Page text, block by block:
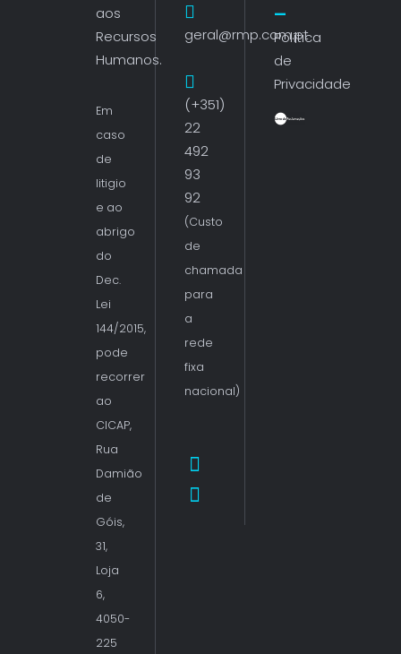
aos
Recursos
Humanos.
Em
caso
de
litigio
e ao
abrigo
do
Dec.
Lei
144/2015,
pode
recorrer
ao
CICAP,
Rua
Damião
de
Góis,
31,
Loja
6,
4050-
225
geral@rmp.com.pt
(+351)
22
492
93
92
(Custo
de
chamada
para
a
rede
fixa
nacional)
Política
de
Privacidade